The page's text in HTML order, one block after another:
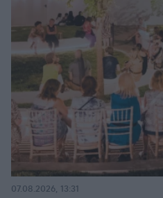
07.08.2026, 13:31